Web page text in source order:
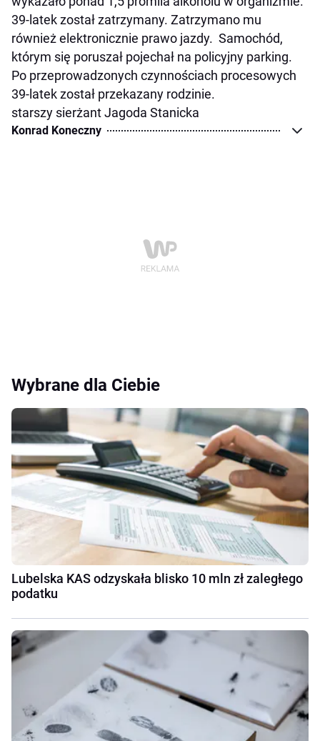
39-latek został zatrzymany. Zatrzymano mu
również elektronicznie prawo jazdy. Samochód,
którym się poruszał pojechał na policyjny parking.
Po przeprowadzonych czynnościach procesowych
39-latek został przekazany rodzinie.
starszy sierżant Jagoda Stanicka
Konrad Koneczny
Wybrane dla Ciebie
Lubelska KAS odzyskała blisko 10 mln zł zaległego
podatku